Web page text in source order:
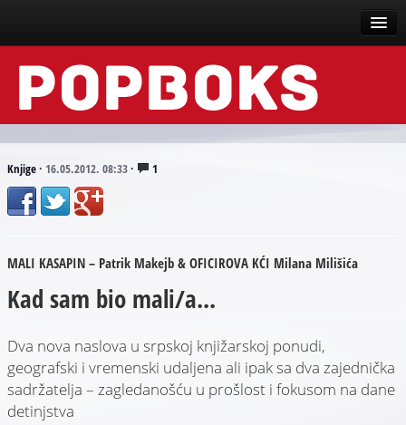
Vesti
Događaji
Tekstovi
Scena
Arhive
Knjige· 16.05.2012. 08:33· 1
MALI KASAPIN – Patrik Makejb & OFICIROVA KĆI Milana Milišića
Kad sam bio mali/a...
Dva nova naslova u srpskoj knjižarskoj ponudi,
geografski i vremenski udaljena ali ipak sa dva zajednička
sadržatelja – zagledanošću u prošlost i fokusom na dane
detinjstva